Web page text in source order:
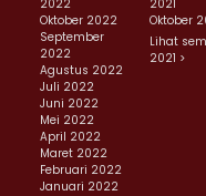
2022
Oktober 2022
September
2022
Agustus 2022
Juli 2022
Juni 2022
Mei 2022
April 2022
Maret 2022
Februari 2022
Januari 2022
2021
Oktober
Lihat
2021 >